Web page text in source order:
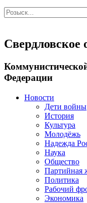
Свердловское
Федерации
Новости
Дети войны
История
Культура
Молодёжь
Надежда
Наука
Общество
Партийная
Политика
Рабочий
Экономика